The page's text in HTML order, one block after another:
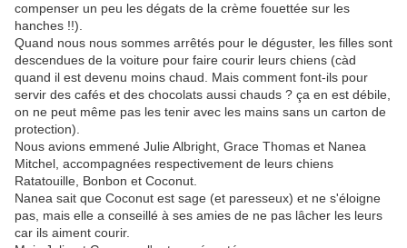
compenser un peu les dégats de la crème fouettée sur les
hanches !!).
Quand nous nous sommes arrêtés pour le déguster, les filles sont
descendues de la voiture pour faire courir leurs chiens (càd
quand il est devenu moins chaud. Mais comment font-ils pour
servir des cafés et des chocolats aussi chauds ? ça en est débile,
on ne peut même pas les tenir avec les mains sans un carton de
protection).
Nous avions emmené Julie Albright, Grace Thomas et Nanea
Mitchel, accompagnées respectivement de leurs chiens
Ratatouille, Bonbon et Coconut.
Nanea sait que Coconut est sage (et paresseux) et ne s'éloigne
pas, mais elle a conseillé à ses amies de ne pas lâcher les leurs
car ils aiment courir.